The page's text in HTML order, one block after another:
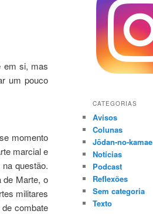
em si, mas
um pouco
momento
marcial e
questão.
de Marte, o
militares
combate
CATEGORIAS
Avisos
Colunas
Jōdan-no-kamae
Notícias
Podcast
Reflexões
Sem categoria
Texto